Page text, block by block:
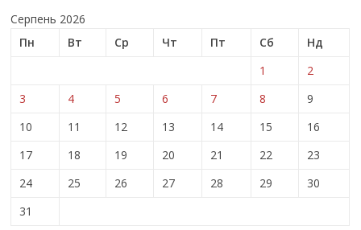
Серпень 2026
Пн
Вт Ср Чт Пт Сб
Нд
1
2
3
4 5 6 7 8
9
10
11 12 13 14 15
16
17
18 19 20 21 22
23
24
25 26 27 28 29
30
31